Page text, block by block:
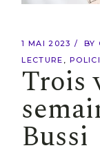
1 MAI 2023 BY
LECTURE
Trois
Bussi